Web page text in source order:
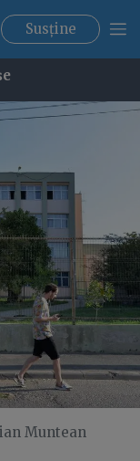
Susține
Muntean